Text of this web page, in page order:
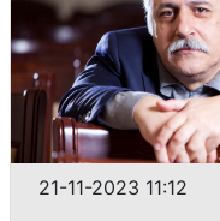
21-11-2023 11:12